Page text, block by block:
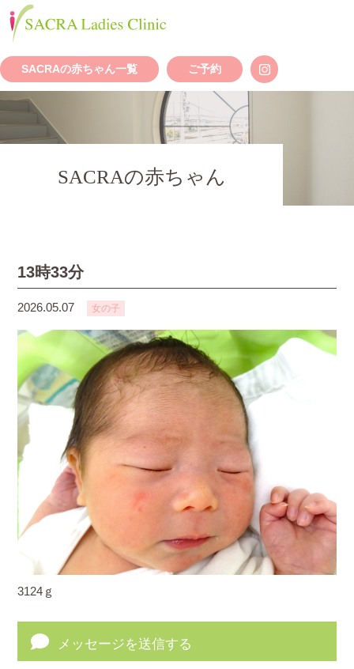
SACRAの赤ちゃん一覧 ご予約
SACRAの赤ちゃん
13時33分
2026.05.07 女の子
3124ｇ
メッセージを送信する